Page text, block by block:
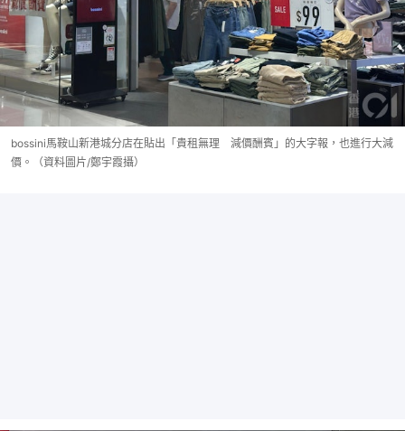
bossini馬鞍山新港城分店在貼出「貴租無理 減價酬賓」的大字報，也進行大減
價。（資料圖片/鄭宇霞攝）